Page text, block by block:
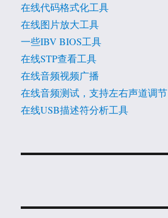
在线代码格式化工具
在线图片放大工具
一些IBV BIOS工具
在线STP查看工具
在线音频视频广播
在线音频测试，支持左右声道调节
在线USB描述符分析工具